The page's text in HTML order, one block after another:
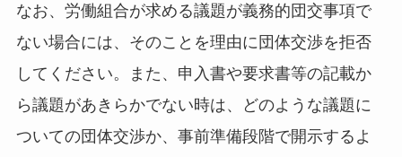
なお、労働組合が求める議題が義務的団交事項で
ない場合には、そのことを理由に団体交渉を拒否
してください。また、申入書や要求書等の記載か
ら議題があきらかでない時は、どのような議題に
ついての団体交渉か、事前準備段階で開示するよ